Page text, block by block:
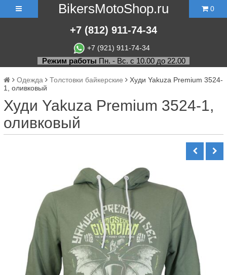
BikersMotoShop.ru
+7 (812) 911-74-34
+7 (921) 911-74-34
0
Режим работы Пн. - Вс. с 10.00 до 22.00
Одежда Толстовки байкерские
Худи Yakuza Premium 3524-
1, оливковый
Худи Yakuza Premium 3524-1,
оливковый